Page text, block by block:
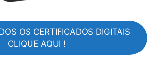
OS CERTIFICADOS DIGITAIS
CLIQUE AQUI !